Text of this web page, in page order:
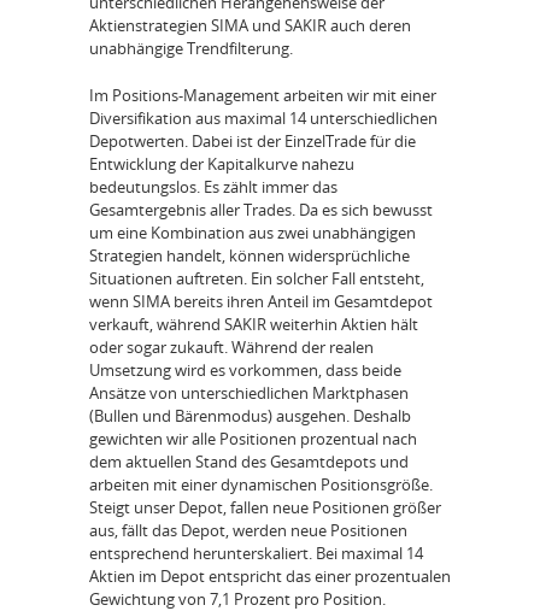
Aktienstrategien SIMA und SAKIR auch deren
unabhängige Trendfilterung.
Im Positions­-Management arbeiten wir mit einer
Diversifikation aus maximal 14 unterschiedlichen
Depotwerten. Dabei ist der Einzel­Trade für die
Entwicklung der Kapitalkurve nahezu
bedeutungslos. Es zählt immer das
Gesamtergebnis aller Trades. Da es sich bewusst
um eine Kombination aus zwei unabhängigen
Strategien handelt, können widersprüchliche
Situationen auftreten. Ein solcher Fall entsteht,
wenn SIMA bereits ihren Anteil im Gesamtdepot
verkauft, während SAKIR weiterhin Aktien hält
oder sogar zukauft. Während der realen
Umsetzung wird es vorkommen, dass beide
Ansätze von unterschiedlichen Marktphasen
(Bullen­ und Bärenmodus) ausgehen. Deshalb
gewichten wir alle Positionen prozentual nach
dem aktuellen Stand des Gesamtdepots und
arbeiten mit einer dynamischen Positionsgröße.
Steigt unser Depot, fallen neue Positionen größer
aus, fällt das Depot, werden neue Positionen
entsprechend herunterskaliert. Bei maximal 14
Aktien im Depot entspricht das einer prozentualen
Gewichtung von 7,1 Prozent pro Position.